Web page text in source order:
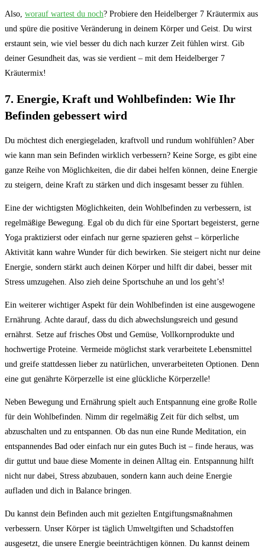
Also, worauf wartest du noch? Probiere den Heidelberger 7 Kräutermix aus
⁣und⁣ spüre die positive​ Veränderung in deinem Körper und Geist. Du wirst⁢
erstaunt sein, wie viel besser du dich nach kurzer Zeit fühlen wirst. Gib
deiner Gesundheit das, ‍was sie verdient – ⁤mit dem Heidelberger 7
Kräutermix!
7. Energie, Kraft und Wohlbefinden: Wie Ihr
Befinden gebessert wird
Du möchtest dich energiegeladen, kraftvoll und rundum ⁤wohlfühlen? Aber
wie kann man sein Befinden wirklich verbessern? Keine‍ Sorge, es gibt eine
ganze Reihe von Möglichkeiten, die dir dabei helfen können,​ deine Energie
zu steigern, deine Kraft zu stärken und dich insgesamt besser zu fühlen.
Eine‌ der wichtigsten Möglichkeiten, dein Wohlbefinden zu verbessern, ist⁣
regelmäßige Bewegung. Egal ob du dich für eine Sportart begeisterst, gerne
Yoga praktizierst oder einfach nur gerne spazieren gehst – körperliche
Aktivität kann wahre Wunder für dich bewirken. Sie steigert nicht⁢ nur deine
Energie, sondern stärkt auch deinen Körper und hilft dir dabei, besser mit‍
Stress umzugehen. Also zieh deine Sportschuhe an und los geht’s!
Ein weiterer wichtiger Aspekt für dein Wohlbefinden ⁤ist eine ausgewogene
Ernährung. ​Achte darauf, dass du dich abwechslungsreich ‍und gesund
ernährst. Setze auf frisches‍ Obst und Gemüse, Vollkornprodukte und
hochwertige ⁣Proteine. Vermeide möglichst stark ⁤verarbeitete Lebensmittel
und greife stattdessen lieber zu natürlichen, unverarbeiteten Optionen. Denn
⁣eine gut ⁢genährte Körperzelle ist ⁢eine glückliche Körperzelle!
Neben Bewegung und⁢ Ernährung spielt auch Entspannung ⁢eine große⁢ Rolle
für dein ​Wohlbefinden. Nimm dir regelmäßig Zeit für dich selbst,‍ um
abzuschalten und zu entspannen. Ob ⁢das nun eine Runde Meditation, ein⁤
entspannendes Bad oder einfach nur ein ⁣gutes Buch ist – finde heraus, was
dir ⁣guttut und baue diese Momente in deinen Alltag ein. Entspannung hilft
nicht nur dabei, Stress abzubauen, sondern kann auch deine Energie
aufladen und dich in Balance bringen.
Du kannst dein Befinden auch mit gezielten Entgiftungsmaßnahmen
⁣verbessern. Unser⁢ Körper ist täglich Umweltgiften ⁣und Schadstoffen
ausgesetzt, die unsere⁢ Energie beeinträchtigen können. ‌Du kannst deinem